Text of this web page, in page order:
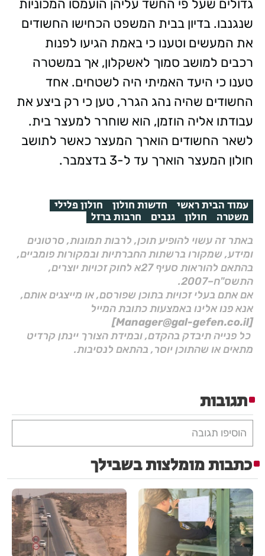
גדולים שעל פי החשד עליהן הועמסו המכוניות
שנגנבו. בדיון בבית המשפט הכחישו החשודים
את המעשים וטענו כי באמת הגיעו לפנות
רכבים למושב סמוך לאשקלון, אך במשטרה
טענו כי היעד האמיתי היה לשטחים. אחד
החשודים שהיה נהג הגרר, טען כי רק ביצע את
עבודתו אליה הוזמן, הוא שוחרר למעצר בית.
לשאר החשודים הוארך המעצר כאשר לתושב
חולון המעצר הוארך עד ל-3 בדצמבר.
עמוד הבית ראשי חדשות חולון חולון פלילי
משטרה חולון גנבים חרבות ברזל
באתר זה עשוי להופיע תוכן, לרבות תמונות, סרטונים
ומידע, שמקורו ברשתות החברתיות ובמקורות פומביים,
בהתאם להוראות סעיף 27א לחוק זכויות יוצרים,
התשס"ח–2007.
אם אתם בעלי זכויות בתוכן שפורסם, או מייצגים אותם,
אנא פנו אלינו באמצעות כתובת המייל
[Manager@gal-gefen.co.il]
כל פנייה תיבדק בהקדם, ובמידת הצורך יינתן קרדיט
מתאים או שהתוכן יוסר, בהתאם לנסיבות.
תגובות
הוסיפו תגובה
כתבות מומלצות בשבילך